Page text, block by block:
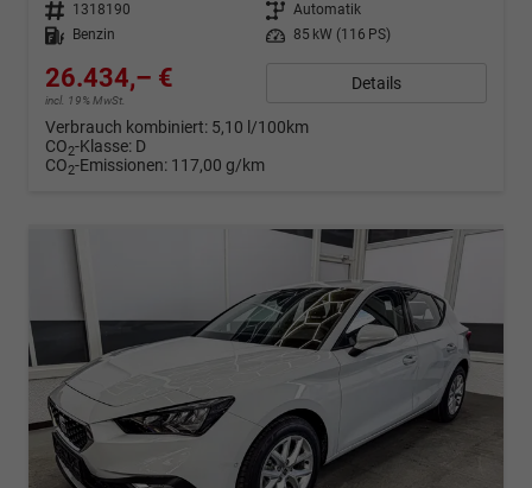
Fahrzeugnr. 1318190 Getriebe Automatik
Kraftstoff
Benzin Leistung 85 kW (116 PS)
26.434,– €
incl. 19% MwSt.
Details
Verbrauch kombiniert: 5,10 l/100km
CO2-Klasse: D
CO2-Emissionen: 117,00 g/km